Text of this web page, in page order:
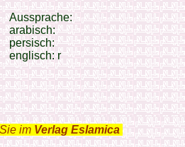
Aussprache:
arabisch:
persisch:
englisch: r
im Verlag Eslamica